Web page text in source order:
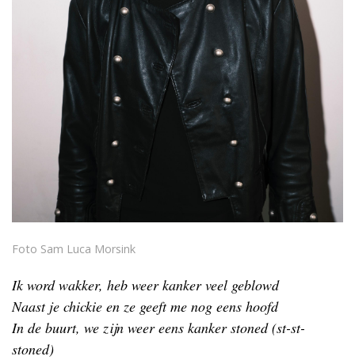
Foto Sam Luca Morsink
Ik word wakker, heb weer kanker veel geblowd
Naast je chickie en ze geeft me nog eens hoofd
In de buurt, we zijn weer eens kanker stoned (st-st-
stoned)